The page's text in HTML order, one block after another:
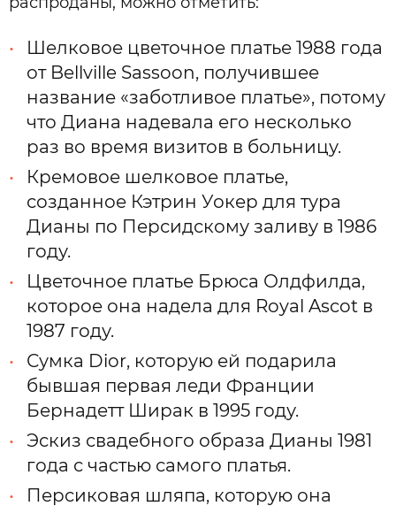
Шелковое цветочное платье 1988 года
от Bellville Sassoon, получившее
название «заботливое платье», потому
что Диана надевала его несколько
раз во время визитов в больницу.
Кремовое шелковое платье,
созданное Кэтрин Уокер для тура
Дианы по Персидскому заливу в 1986
году.
Цветочное платье Брюса Олдфилда,
которое она надела для Royal Ascot в
1987 году.
Сумка Dior, которую ей подарила
бывшая первая леди Франции
Бернадетт Ширак в 1995 году.
Эскиз свадебного образа Дианы 1981
года с частью самого платья.
Персиковая шляпа, которую она